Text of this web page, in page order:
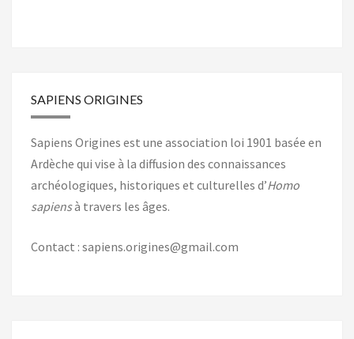
SAPIENS ORIGINES
Sapiens Origines est une association loi 1901 basée en
Ardèche qui vise à la diffusion des connaissances
archéologiques, historiques et culturelles d’Homo
sapiensà travers les âges.
Contact : sapiens.origines@gmail.com